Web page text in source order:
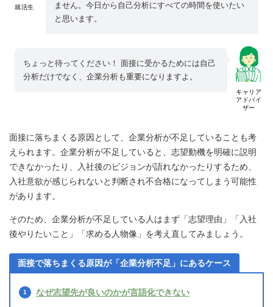
就活生
ません。今日から自己分析にすべての時間を使いたい
と思います。
キャリア
アドバイ
ザー
ちょっと待ってください！ 面接に受かるためには自己
分析だけでなく、企業分析も重要になりますよ。
面接に落ちまくる原因として、企業分析が不足していることも考
えられます。企業分析が不足していると、志望動機を明確に説明
できなかったり、入社後のビジョンが語れなかったりするため、
入社意欲が感じられないと判断され不合格になってしまう可能性
があります。
そのため、企業分析が不足している人はまず「志望理由」「入社
後やりたいこと」「求める人物像」を考え直してみましょう。
面接で落ちまくる原因が「企業分析不足」にあるケース
なぜ志望先が良いのかが言語化できない